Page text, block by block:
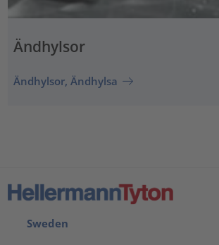
Ändhylsor
Ändhylsor, Ändhylsa
Sweden